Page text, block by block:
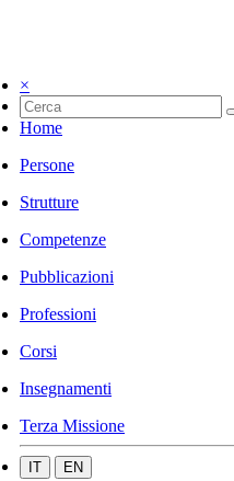
×
Home
Persone
Strutture
Competenze
Pubblicazioni
Professioni
Corsi
Insegnamenti
Terza Missione
IT EN